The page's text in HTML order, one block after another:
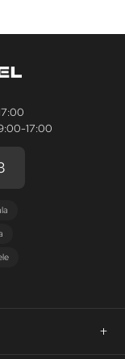
17:00